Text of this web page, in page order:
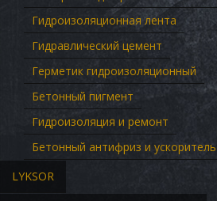
Гидроизоляционная лента
Гидравлический цемент
Герметик гидроизоляционный
Бетонный пигмент
Гидроизоляция и ремонт
Бетонный антифриз и ускоритель
LYKSOR